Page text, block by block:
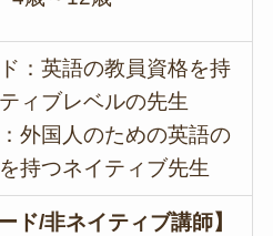
：英語の教員資格を持
ィブレベルの先生
外国人のための英語の
持つネイティブ先生
ド/非ネイティブ講師】